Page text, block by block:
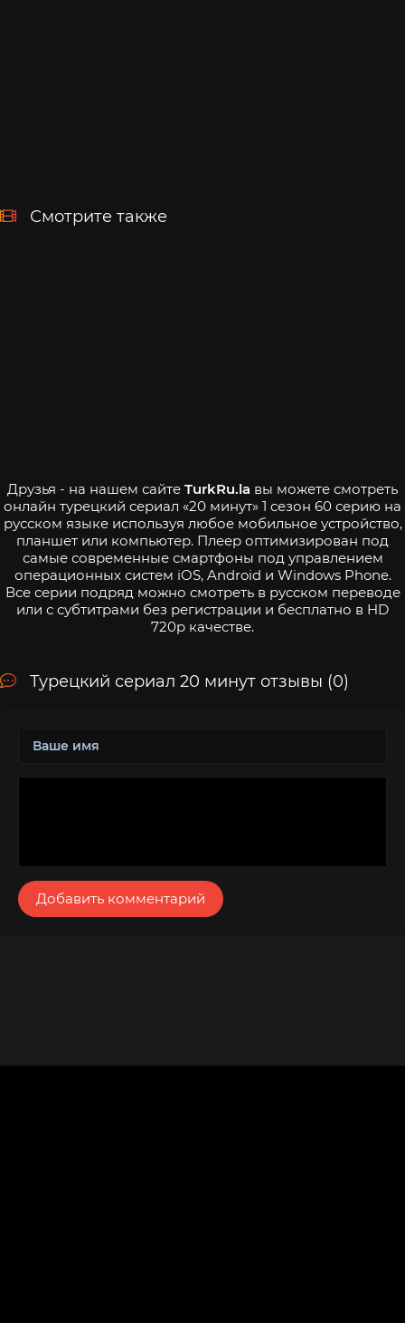
Смотрите также
Друзья - на нашем сайте TurkRu.la вы можете смотреть
онлайн турецкий сериал «20 минут» 1 сезон 60 серию на
русском языке используя любое мобильное устройство,
планшет или компьютер. Плеер оптимизирован под
самые современные смартфоны под управлением
операционных систем iOS, Android и Windows Phone.
Все серии подряд можно смотреть в русском переводе
или с субтитрами без регистрации и бесплатно в HD
720p качестве.
Турецкий сериал 20 минут отзывы (0)
Добавить комментарий